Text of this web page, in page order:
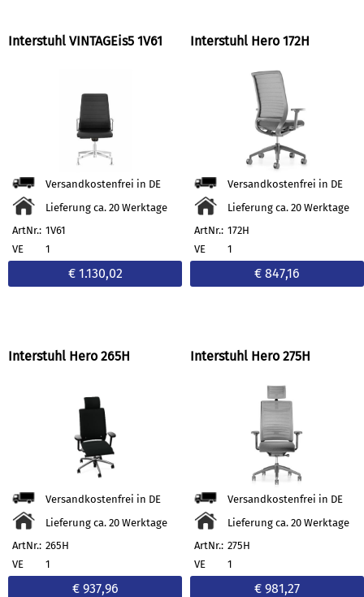
Interstuhl VINTAGEis5 1V61
Versandkostenfrei in DE
Lieferung ca. 20 Werktage
ArtNr.: 1V61
VE
1
€ 1.130,02
Interstuhl Hero 172H
Versandkostenfrei in DE
Lieferung ca. 20 Werktage
ArtNr.: 172H
VE
1
€ 847,16
Interstuhl Hero 265H
Versandkostenfrei in DE
Lieferung ca. 20 Werktage
ArtNr.: 265H
VE
1
€ 937,96
Interstuhl Hero 275H
Versandkostenfrei in DE
Lieferung ca. 20 Werktage
ArtNr.: 275H
VE
1
€ 981,27